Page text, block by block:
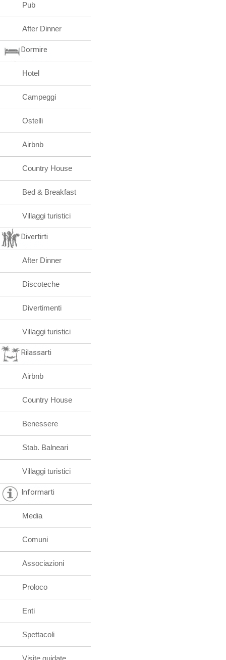
Pub
After Dinner
Dormire
Hotel
Campeggi
Ostelli
Airbnb
Country House
Bed & Breakfast
Villaggi turistici
Divertirti
After Dinner
Discoteche
Divertimenti
Villaggi turistici
Rilassarti
Airbnb
Country House
Benessere
Stab. Balneari
Villaggi turistici
Informarti
Media
Comuni
Associazioni
Proloco
Enti
Spettacoli
Visite guidate